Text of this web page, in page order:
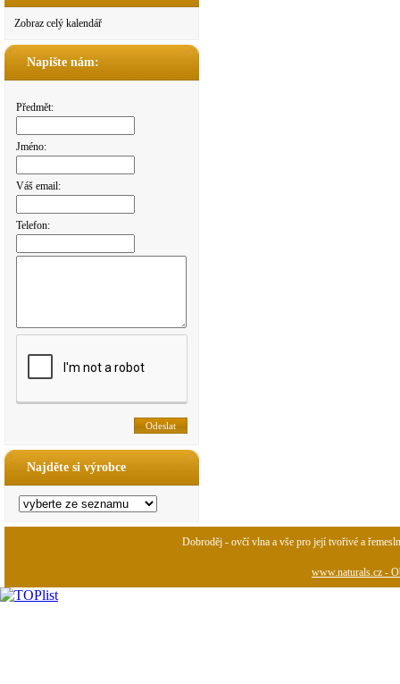
Zobraz celý kalendář
Napište nám:
Předmět:
Jméno:
Váš email:
Telefon:
Najděte si výrobce
Dobroděj - ovčí vlna a vše pro její tvořivé a
www.naturals.cz -